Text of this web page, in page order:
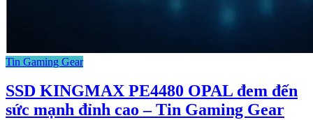
Tin Gaming Gear
SSD KINGMAX PE4480 OPAL đem đến
sức mạnh đỉnh cao – Tin Gaming Gear